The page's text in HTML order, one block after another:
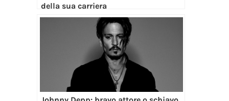
della sua carriera